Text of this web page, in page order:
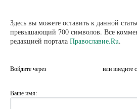
Здесь вы можете оставить к данной
превышающий 700 символов. Все
редакцией портала Православие.Ru.
Войдите через или введите
Ваше имя: